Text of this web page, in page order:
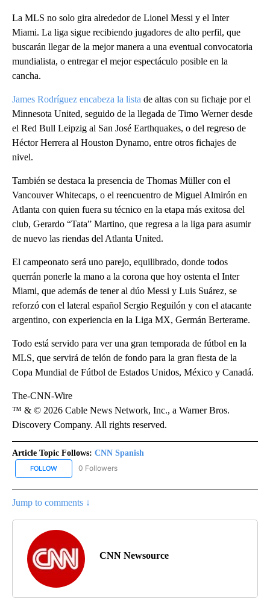
La MLS no solo gira alrededor de Lionel Messi y el Inter
Miami. La liga sigue recibiendo jugadores de alto perfil, que
buscarán llegar de la mejor manera a una eventual convocatoria
mundialista, o entregar el mejor espectáculo posible en la
cancha.
James Rodríguez encabeza la lista de altas con su fichaje por el
Minnesota United, seguido de la llegada de Timo Werner desde
el Red Bull Leipzig al San José Earthquakes, o del regreso de
Héctor Herrera al Houston Dynamo, entre otros fichajes de
nivel.
También se destaca la presencia de Thomas Müller con el
Vancouver Whitecaps, o el reencuentro de Miguel Almirón en
Atlanta con quien fuera su técnico en la etapa más exitosa del
club, Gerardo “Tata” Martino, que regresa a la liga para asumir
de nuevo las riendas del Atlanta United.
El campeonato será uno parejo, equilibrado, donde todos
querrán ponerle la mano a la corona que hoy ostenta el Inter
Miami, que además de tener al dúo Messi y Luis Suárez, se
reforzó con el lateral español Sergio Reguilón y con el atacante
argentino, con experiencia en la Liga MX, Germán Berterame.
Todo está servido para ver una gran temporada de fútbol en la
MLS, que servirá de telón de fondo para la gran fiesta de la
Copa Mundial de Fútbol de Estados Unidos, México y Canadá.
The-CNN-Wire
™ & © 2026 Cable News Network, Inc., a Warner Bros.
Discovery Company. All rights reserved.
Article Topic Follows: CNN Spanish
FOLLOW FOLLOW "CNN SPANISH" TO RECEIVE NOTIFICATIONS ABOUT
0 Followers
Jump to comments ↓
CNN Newsource